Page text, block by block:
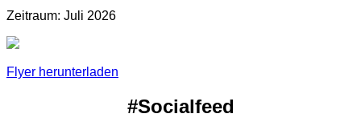
Zeitraum: Juli 2026
Flyer herunterladen
#Socialfeed